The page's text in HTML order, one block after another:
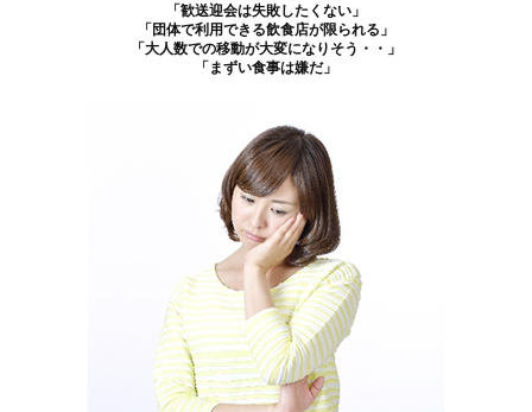
「歓送迎会は失敗したくない」
「団体で利用できる飲食店が限られる」
「大人数での移動が大変になりそう・・」
「まずい食事は嫌だ」